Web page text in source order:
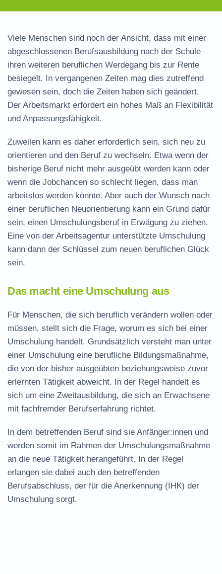
Viele Menschen sind noch der Ansicht, dass mit einer
abgeschlossenen Berufsausbildung nach der Schule
ihren weiteren beruflichen Werdegang bis zur Rente
besiegelt. In vergangenen Zeiten mag dies zutreffend
gewesen sein, doch die Zeiten haben sich geändert.
Der Arbeitsmarkt erfordert ein hohes Maß an Flexibilität
und Anpassungsfähigkeit.
Zuweilen kann es daher erforderlich sein, sich neu zu
orientieren und den Beruf zu wechseln. Etwa wenn der
bisherige Beruf nicht mehr ausgeübt werden kann oder
wenn die Jobchancen so schlecht liegen, dass man
arbeitslos werden könnte. Aber auch der Wunsch nach
einer beruflichen Neuorientierung kann ein Grund dafür
sein, einen Umschulungsberuf in Erwägung zu ziehen.
Eine von der Arbeitsagentur unterstützte Umschulung
kann dann der Schlüssel zum neuen beruflichen Glück
sein.
Das macht eine Umschulung aus
Für Menschen, die sich beruflich verändern wollen oder
müssen, stellt sich die Frage, worum es sich bei einer
Umschulung handelt. Grundsätzlich versteht man unter
einer Umschulung eine berufliche Bildungsmaßnahme,
die von der bisher ausgeübten beziehungsweise zuvor
erlernten Tätigkeit abweicht. In der Regel handelt es
sich um eine Zweitausbildung, die sich an Erwachsene
mit fachfremder Berufserfahrung richtet.
In dem betreffenden Beruf sind sie Anfänger:innen und
werden somit im Rahmen der Umschulungsmaßnahme
an die neue Tätigkeit herangeführt. In der Regel
erlangen sie dabei auch den betreffenden
Berufsabschluss, der für die Anerkennung (IHK) der
Umschulung sorgt.